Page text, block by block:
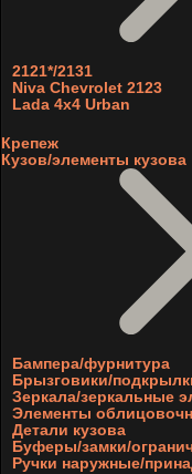
2121*/2131
Niva Chevrolet 2123
Lada 4x4 Urban
Крепеж
Кузов/элементы кузова
Бампера/фурнитура
Брызговики/
Зеркала/зеркальные
Элементы
Детали кузова
Буферы/замки/
Ручки наружные/